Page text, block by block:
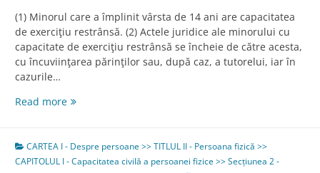
(1) Minorul care a împlinit vârsta de 14 ani are capacitatea
de exerciţiu restrânsă. (2) Actele juridice ale minorului cu
capacitate de exerciţiu restrânsă se încheie de către acesta,
cu încuviinţarea părinţilor sau, după caz, a tutorelui, iar în
cazurile…
Read moreArt.
de
exerciţiu
CARTEA I - Despre persoane >> TITLUL II - Persoana fizică >>
CAPITOLUL I - Capacitatea civilă a persoanei fizice >> Secțiunea 2 -